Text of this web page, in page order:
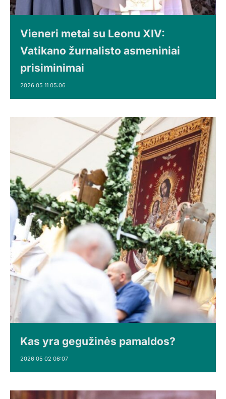
Vieneri metai su Leonu XIV:
Vatikano žurnalisto asmeniniai
prisiminimai
2026 05 11 05:06
Kas yra gegužinės pamaldos?
2026 05 02 06:07